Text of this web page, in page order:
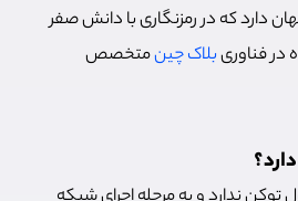
جهان دارد که در رمزنگاری با دانش صفر
فناوریبلاک چینمتخصص